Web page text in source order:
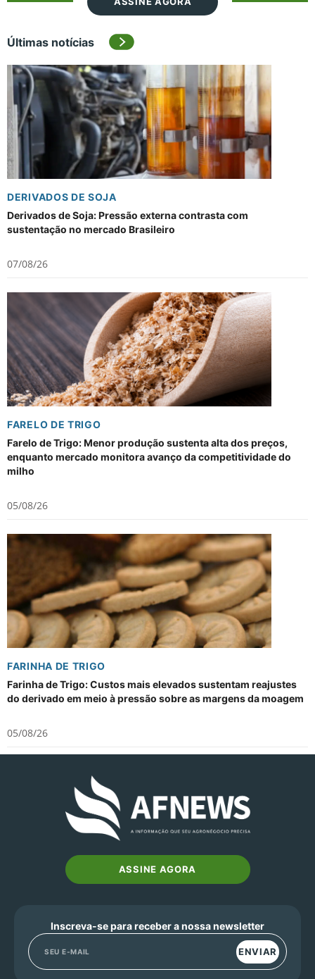
Últimas notícias
DERIVADOS DE SOJA
Derivados de Soja: Pressão externa contrasta com
sustentação no mercado Brasileiro
07/08/26
FARELO DE TRIGO
Farelo de Trigo: Menor produção sustenta alta dos preços,
enquanto mercado monitora avanço da competitividade do
milho
05/08/26
FARINHA DE TRIGO
Farinha de Trigo: Custos mais elevados sustentam reajustes
do derivado em meio à pressão sobre as margens da moagem
05/08/26
ASSINE AGORA
Inscreva-se para receber a nossa newsletter
ENVIAR